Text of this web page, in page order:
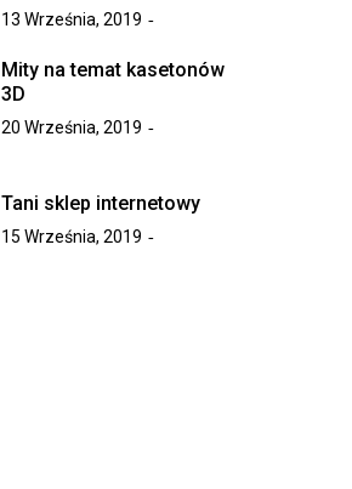
13 Września, 2019
Mity na temat kasetonów
3D
20 Września, 2019
Tani sklep internetowy
15 Września, 2019